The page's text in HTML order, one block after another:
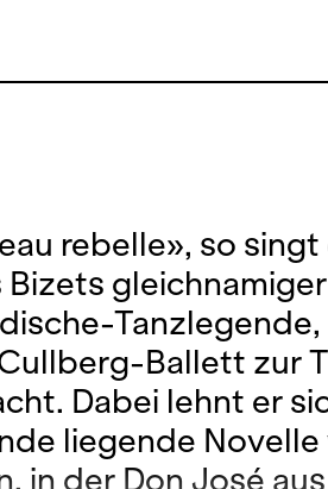
rebelle», so singt
Tanzlegende,
Ballett zur
Dabei lehnt er
liegende Novelle
in der Don José